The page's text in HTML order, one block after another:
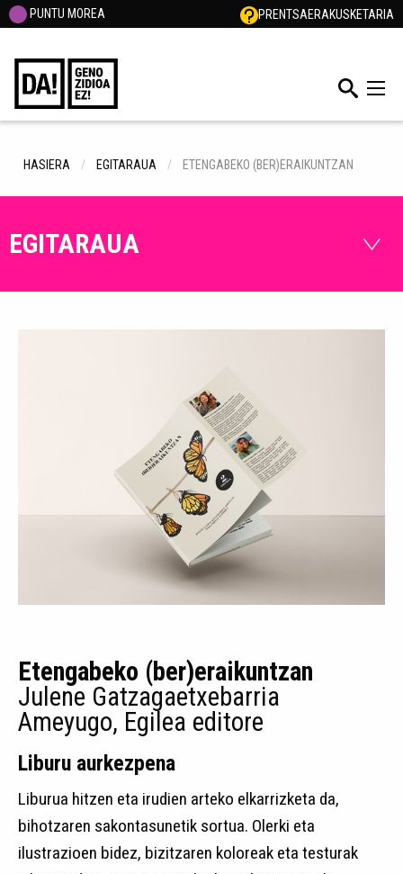
PUNTU MOREA PRENTSAERAKUSKETARIA
HASIERA EGITARAUA ETENGABEKO (BER)ERAIKUNTZAN
EGITARAUA
Etengabeko (ber)eraikuntzan
Julene Gatzagaetxebarria
Ameyugo, Egilea editore
Liburu aurkezpena
Liburua hitzen eta irudien arteko elkarrizketa da,
bihotzaren sakontasunetik sortua. Olerki eta
ilustrazioen bidez, bizitzaren koloreak eta testurak